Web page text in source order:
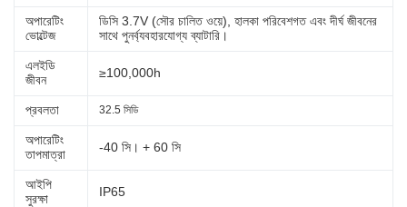
অপারেটিং
ভোল্টেজ
ডিসি 3.7V (সৌর চালিত ওয়ে), হালকা পরিবেশগত এবং দীর্ঘ জীবনের
সাথে পুনর্ব্যবহারযোগ্য ব্যাটারি।
এলইডি
জীবন
≥100,000h
প্রবলতা 32.5 সিডি
অপারেটিং
তাপমাত্রা
-40 সি। + 60 সি
আইপি
সুরক্ষা
IP65